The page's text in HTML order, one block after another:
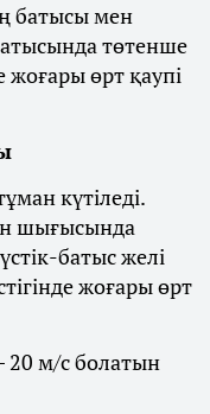
батысы мен
төтенше
жоғары өрт қаупі
күтіледі.
шығысында
батыс желі
жоғары өрт
20 м/с болатын